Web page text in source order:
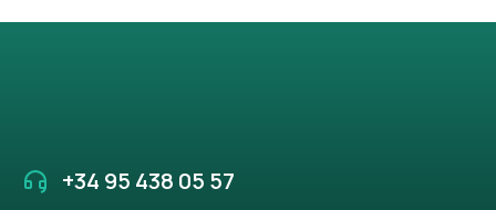
+34 95 438 05 57